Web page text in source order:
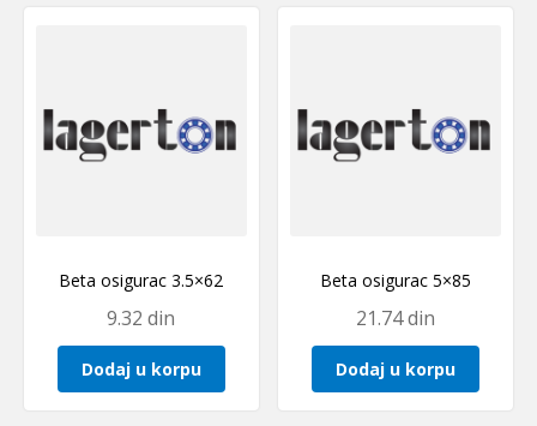
Beta osigurac 3.5×62
9.32din
Dodaj u korpu
Beta osigurac 5×85
21.74din
Dodaj u korpu